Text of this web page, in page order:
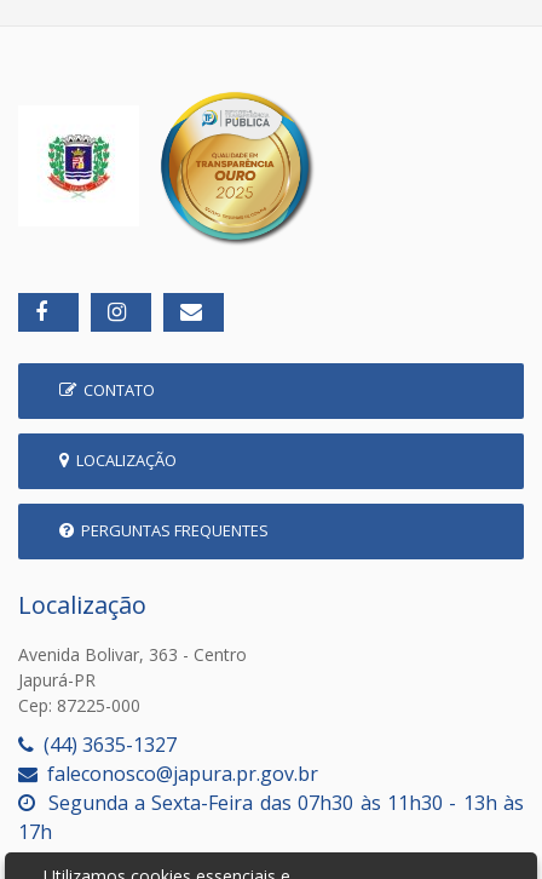
CONTATO
LOCALIZAÇÃO
PERGUNTAS FREQUENTES
Localização
Avenida Bolivar, 363 - Centro
Japurá-PR
Cep: 87225-000
(44) 3635-1327
faleconosco@japura.pr.gov.br
Segunda a Sexta-Feira das 07h30 às 11h30 - 13h às
17h